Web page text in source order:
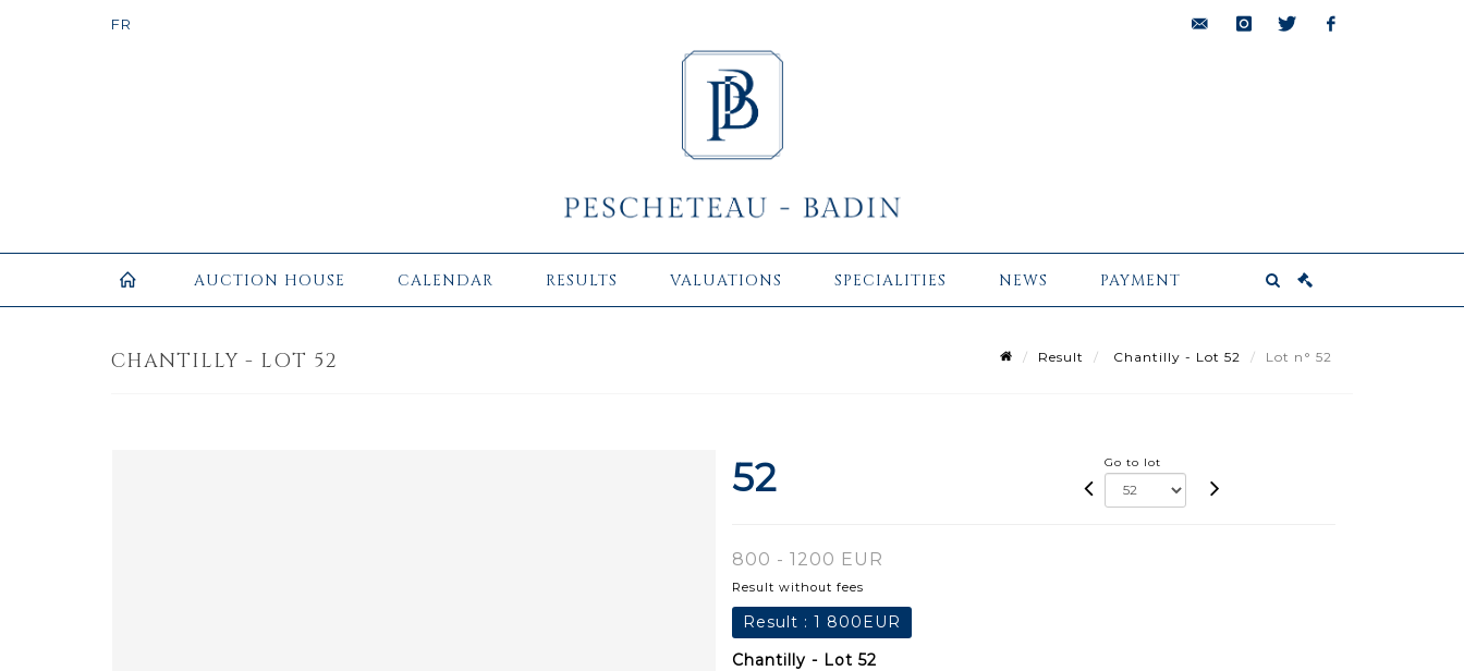
AUCTION HOUSE CALENDAR RESULTS VALUATIONS SPECIALITIES NEWS PAYMENT
CHANTILLY - LOT 52 Result Chantilly - Lot 52 Lot n° 52
52 Go to lot
800 - 1200 EUR
Result without fees
Result : 1 800EUR
Chantilly - Lot 52